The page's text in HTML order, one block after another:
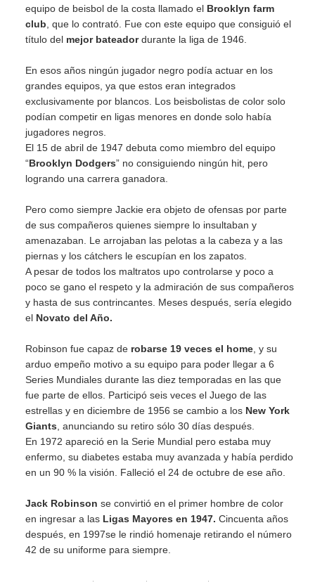
equipo de beisbol de la costa llamado el Brooklyn farm
club , que lo contrató. Fue con este equipo que consiguió el
título del mejor bateadordurante la liga de 1946.
En esos años ningún jugador negro podía actuar en los
grandes equipos, ya que estos eran integrados
exclusivamente por blancos. Los beisbolistas de color solo
podían competir en ligas menores en donde solo había
jugadores negros.
El 15 de abril de 1947 debuta como miembro del equipo
“Brooklyn Dodgers” no consiguiendo ningún hit, pero
logrando una carrera ganadora.
Pero como siempre Jackie era objeto de ofensas por parte
de sus compañeros quienes siempre lo insultaban y
amenazaban. Le arrojaban las pelotas a la cabeza y a las
piernas y los cátchers le escupían en los zapatos.
A pesar de todos los maltratos upo controlarse y poco a
poco se gano el respeto y la admiración de sus compañeros
y hasta de sus contrincantes. Meses después, sería elegido
el Novato del Año.
Robinson fue capaz de robarse 19 veces el home , y su
arduo empeño motivo a su equipo para poder llegar a 6
Series Mundiales durante las diez temporadas en las que
fue parte de ellos. Participó seis veces el Juego de las
estrellas y en diciembre de 1956 se cambio a los New York
Giants , anunciando su retiro sólo 30 días después.
En 1972 apareció en la Serie Mundial pero estaba muy
enfermo, su diabetes estaba muy avanzada y había perdido
en un 90 % la visión. Falleció el 24 de octubre de ese año.
Jack Robinson se convirtió en el primer hombre de color
en ingresar a las Ligas Mayores en 1947. Cincuenta años
después, en 1997se le rindió homenaje retirando el número
42 de su uniforme para siempre.